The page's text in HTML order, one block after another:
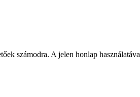
számodra. A jelen honlap